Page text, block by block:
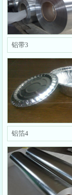
铝带3
铝箔4